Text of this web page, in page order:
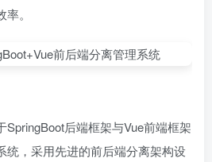
。
SpringBoot后端框架与Vue前端框架
统，采用先进的前后端分离架构设